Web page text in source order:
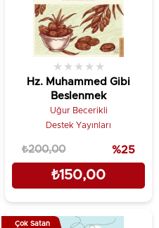
Hz. Muhammed Gibi
Beslenmek
★ ★ ★ ★ ★
Uğur Becerikli
Destek Yayınları
₺150,00
₺200,00 %25
Çok Satan